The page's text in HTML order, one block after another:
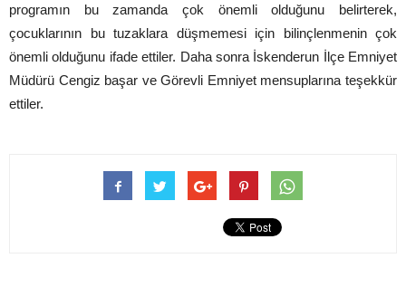
programın bu zamanda çok önemli olduğunu belirterek,
çocuklarının bu tuzaklara düşmemesi için bilinçlenmenin çok
önemli olduğunu ifade ettiler. Daha sonra İskenderun İlçe Emniyet
Müdürü Cengiz başar ve Görevli Emniyet mensuplarına teşekkür
ettiler.